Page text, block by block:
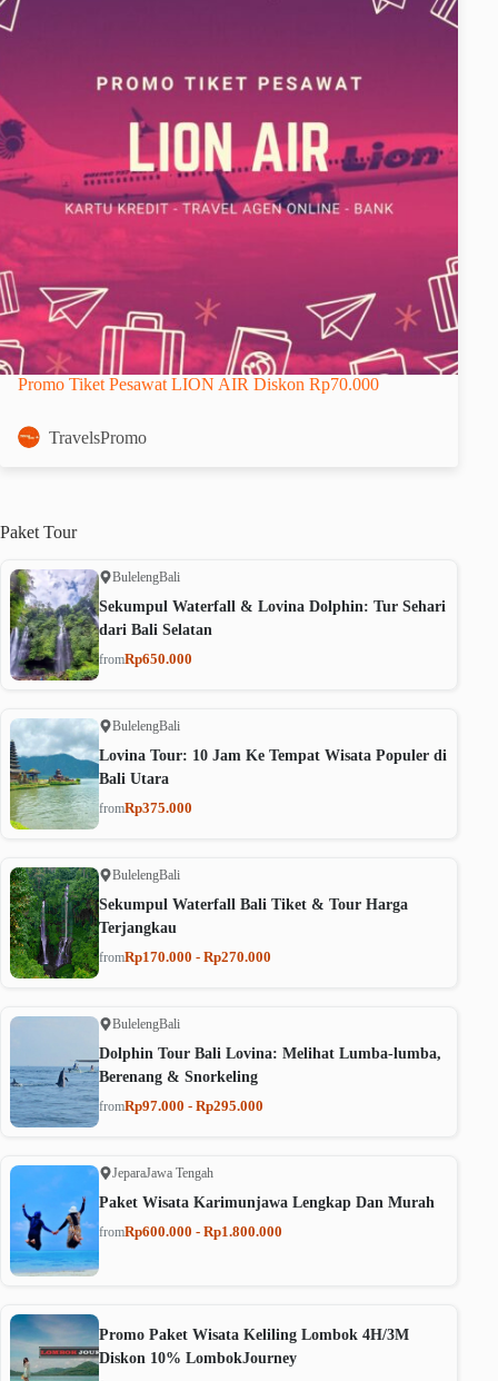
Promo Tiket Pesawat LION AIR Diskon Rp70.000
TravelsPromo
Paket Tour
BulelengBali
Sekumpul Waterfall & Lovina Dolphin: Tur Sehari
dari Bali Selatan
fromRp650.000
BulelengBali
Lovina Tour: 10 Jam Ke Tempat Wisata Populer di
Bali Utara
fromRp375.000
BulelengBali
Sekumpul Waterfall Bali Tiket & Tour Harga
Terjangkau
fromRp170.000 - Rp270.000
BulelengBali
Dolphin Tour Bali Lovina: Melihat Lumba-lumba,
Berenang & Snorkeling
fromRp97.000 - Rp295.000
JeparaJawa Tengah
Paket Wisata Karimunjawa Lengkap Dan Murah
fromRp600.000 - Rp1.800.000
Promo Paket Wisata Keliling Lombok 4H/3M
Diskon 10% LombokJourney